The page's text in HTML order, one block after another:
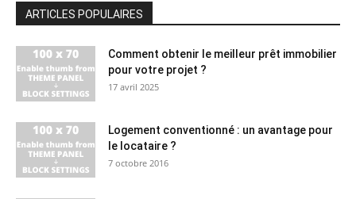
ARTICLES POPULAIRES
Comment obtenir le meilleur prêt immobilier
pour votre projet ?
17 avril 2025
Logement conventionné : un avantage pour
le locataire ?
7 octobre 2016